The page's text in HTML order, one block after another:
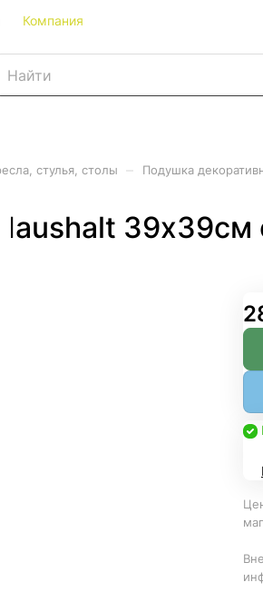
Компания
стулья, столы Подушка